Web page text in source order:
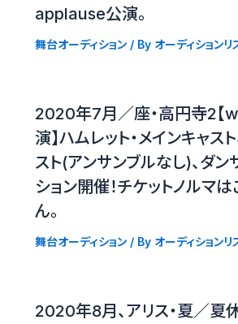
applause公演。
舞台オーディション/ By オーディション
2020年7月／座・高円寺2【
演】ハムレット・メインキャス
スト(アンサンブルなし)、ダン
ション開催！チケットノルマ
ん。
舞台オーディション/ By オーディション
2020年8月、アリス・夏／夏